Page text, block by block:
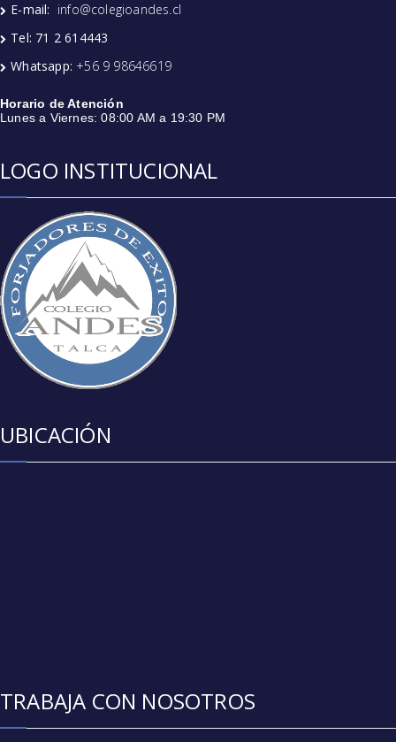
E-mail: info@colegioandes.cl
Tel: 71 2 614443
Whatsapp: +56 9 98646619
Horario de Atención
Lunes a Viernes: 08:00 AM a 19:30 PM
LOGO INSTITUCIONAL
UBICACIÓN
TRABAJA CON NOSOTROS